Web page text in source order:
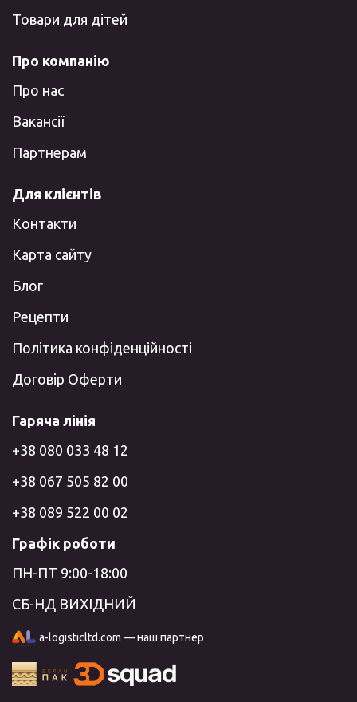
Товари для дітей
Про компанію
Про нас
Вакансії
Партнерам
Для клієнтів
Контакти
Карта сайту
Блог
Рецепти
Політика конфіденційності
Договір Оферти
Гаряча лінія
+38 080 033 48 12
+38 067 505 82 00
+38 089 522 00 02
Графік роботи
ПН-ПТ 9:00-18:00
СБ-НД ВИХІДНИЙ
a-logisticltd.com — наш партнер